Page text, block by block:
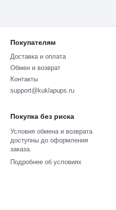
Покупателям
Доставка и оплата
Обмен и возврат
Контакты
support@kuklapups.ru
Покупка без риска
Условия обмена и возврата
доступны до оформления
заказа.
Подробнее об условиях